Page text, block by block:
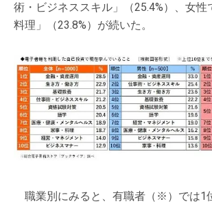
術・ビジネススキル」（25.4%）、女性
料理」（23.8%）が続いた。
職業別にみると、有職者（※）では1